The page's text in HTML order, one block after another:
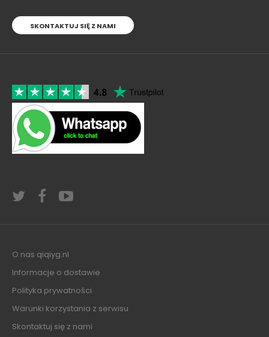
SKONTAKTUJ SIĘ Z NAMI
O nas qiqiyg.nl
Informacje o dostawie
Polityka prywatności
Warunki korzystania z serwisu
Skontaktuj się z nami